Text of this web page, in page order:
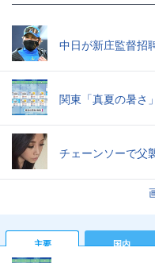
中日が新庄監督招
関東「真夏の暑さ
チェーンソーで父
主要 国内